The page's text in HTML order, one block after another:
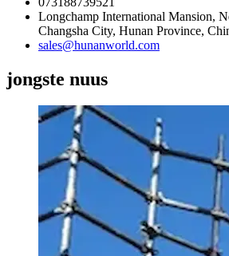
Longchamp International Mansion,
Changsha City, Hunan Province,
sales@hunanworld.com
jongste nuus